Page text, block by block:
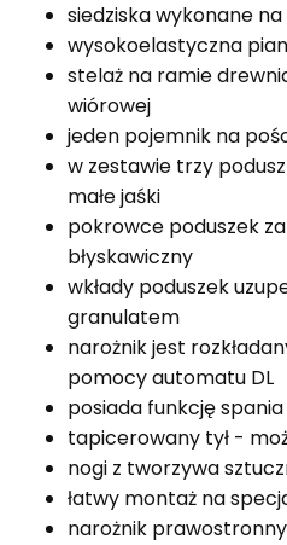
siedziska wykonane
wysokoelastyczna
stelaż na ramie
wiórowej
jeden pojemnik na
w zestawie trzy
małe jaśki
pokrowce poduszek
błyskawiczny
wkłady poduszek
granulatem
narożnik jest
pomocy automatu DL
posiada funkcję spania
tapicerowany tył -
nogi z tworzywa
łatwy montaż na
narożnik prawostronny